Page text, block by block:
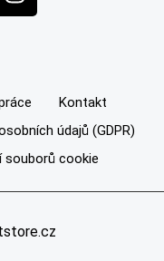
g
a
m
Kontakt
údajů (GDPR)
souborů cookie